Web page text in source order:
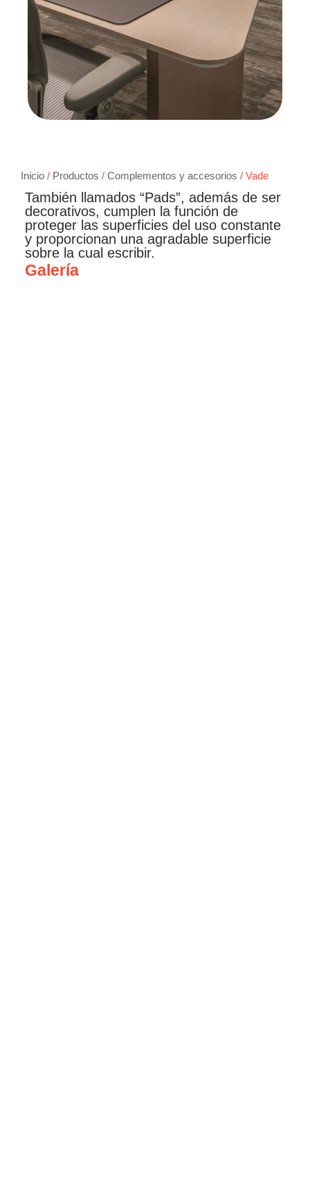
Inicio / Productos / Complementos y accesorios / Vade
También llamados “Pads”, además de ser
decorativos, cumplen la función de
proteger las superficies del uso constante
y proporcionan una agradable superficie
sobre la cual escribir.
Galería